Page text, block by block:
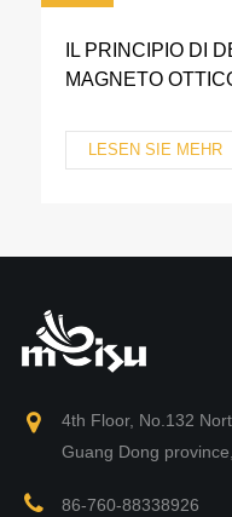
IL PRINCIPIO DI
MAGNETO
LESEN SIE MEHR
4th Floor, No.132
Guang Dong
86-760-88338926